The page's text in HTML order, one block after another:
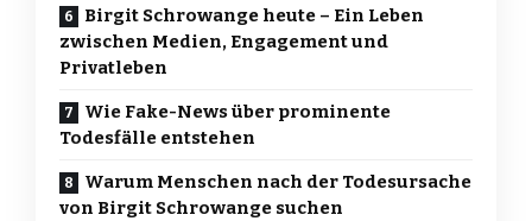
Birgit Schrowange heute – Ein Leben
zwischen Medien, Engagement und
Privatleben
Wie Fake-News über prominente
Todesfälle entstehen
Warum Menschen nach der Todesursache
von Birgit Schrowange suchen